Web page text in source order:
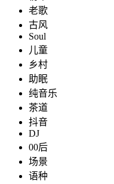
老歌
古风
Soul
儿童
乡村
助眠
纯音乐
茶道
抖音
DJ
00后
场景
语种